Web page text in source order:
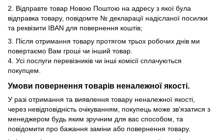
2. Відправте товар Новою Поштою на адресу з якої була
відправка товару, повідомте № декларації надісланої посилки
та реквізити IBAN для повернення коштів;
3. Після отримання товару протягом трьох робочих днів ми
повертаємо Вам гроші чи інший товар.
4. Усі послуги перевізників чи інші комісії сплачуються
покупцем.
Умови повернення товарів неналежної якості.
У разі отримання та виявлення товару неналежної якості,
через невідповідність очікуванням, покупець може зв'язатися з
менеджером будь яким зручним для вас способом, та
повідомити про бажання заміни або повернення товару.